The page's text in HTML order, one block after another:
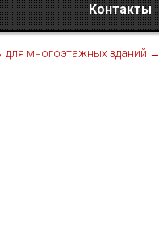
Контакты
для многоэтажных зданий →